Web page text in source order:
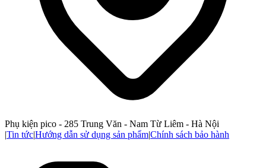
Phụ kiện pico - 285 Trung Văn - Nam Từ Liêm - Hà Nội
|Tin tức|Hướng dẫn sử dụng sản phẩm|Chính sách bảo hành